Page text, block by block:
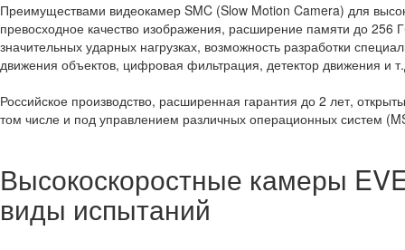
Преимуществами видеокамер SMC (Slow Motion Camera) для
превосходное качество изображения, расширение памяти до 256
значительных ударных нагрузках, возможность разработки
движения объектов, цифровая фильтрация, детектор движения и
Российское производство, расширенная гарантия до 2 лет,
том числе и под управлением различных операционных систем
Высокоскоростные камеры
виды испытаний